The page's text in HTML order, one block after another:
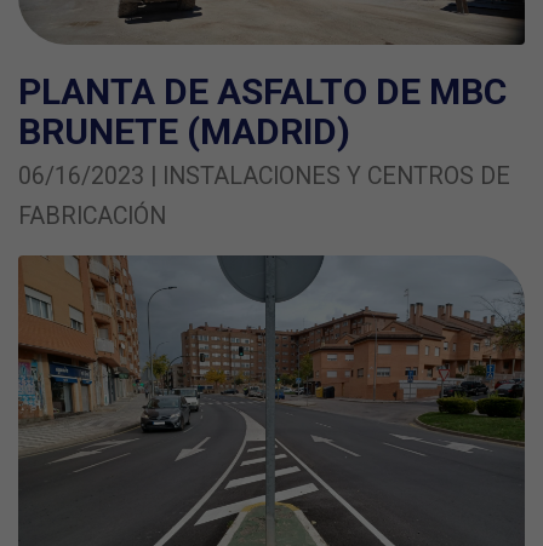
PLANTA DE ASFALTO DE MBC
BRUNETE (MADRID)
06/16/2023 | INSTALACIONES Y CENTROS DE
FABRICACIÓN